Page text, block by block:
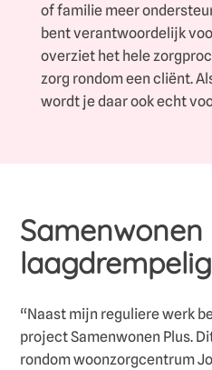
of familie meer
bent verantwoordelijk
overziet het hele
zorg rondom een cliënt.
wordt je daar ook echt
Samenwonen
“Naast mijn reguliere werk
project Samenwonen Plus.
rondom woonzorgcentrum